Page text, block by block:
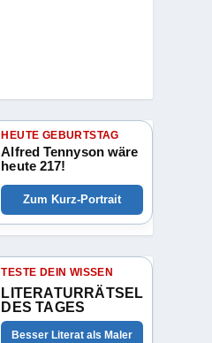
HEUTE GEBURTSTAG
Alfred Tennyson wäre
heute 217!
Zum Kurz-Portrait
TESTE DEIN WISSEN
LITERATURRÄTSEL
DES TAGES
Besser Literat als Maler